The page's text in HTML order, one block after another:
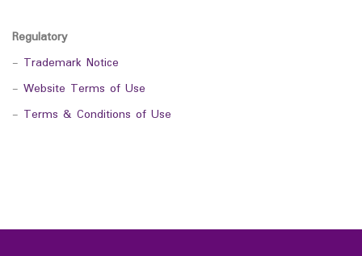
Regulatory
- Trademark Notice
- Website Terms of Use
- Terms & Conditions of Use